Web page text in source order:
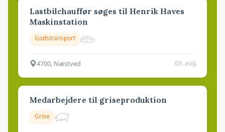
Lastbilchauffør søges til Henrik Haves
Maskinstation
Godstransport
4700, Næstved 03. aug.
Medarbejdere til griseproduktion
Grise